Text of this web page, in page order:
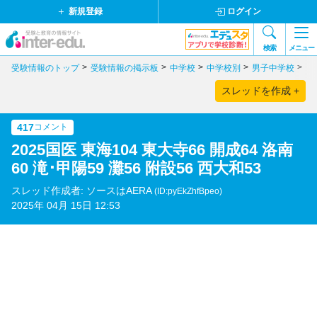
新規登録 ログイン
検索 メニュー
受験情報のトップ 受験情報の掲示板 中学校 中学校別 男子中学校
スレッドを作成 +
417コメント
2025国医 東海104 東大寺66 開成64 洛南
60 滝･甲陽59 灘56 附設56 西大和53
スレッド作成者: ソースはAERA (ID:pyEkZhfBpeo)
2025年 04月 15日 12:53